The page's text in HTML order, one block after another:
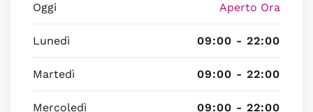
Oggi Aperto Ora
Lunedì 09:00 - 22:00
Martedì 09:00 - 22:00
Mercoledì 09:00 - 22:00